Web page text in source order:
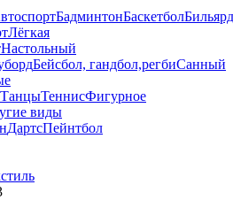
БадминтонБаскетболБильярд
Лёгкая
Настольный
Бейсбол, гандбол,регбиСанный
ТанцыТеннисФигурное
виды
ДартсПейнтбол